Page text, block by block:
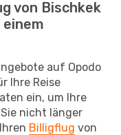
von Bischkek
auf Opodo
Ihre Reise
ein, um Ihre
nicht länger
Billigflug von